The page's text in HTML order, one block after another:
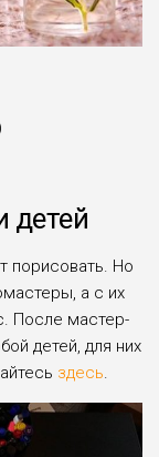
детей
порисовать. Но
а с их
После мастер-
детей, для них
здесь.